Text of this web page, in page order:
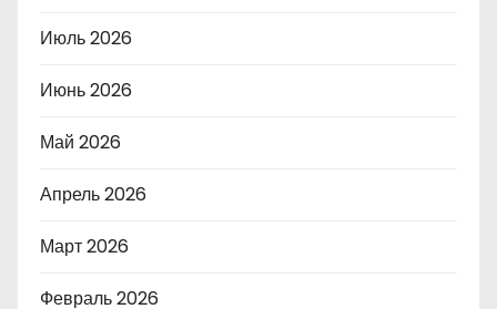
Июль 2026
Июнь 2026
Май 2026
Апрель 2026
Март 2026
Февраль 2026